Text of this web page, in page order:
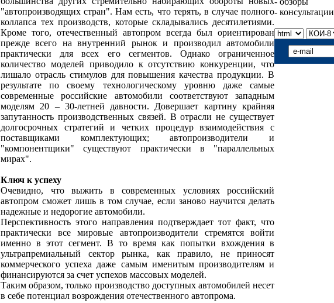
"автопроизводящих стран". Нам есть, что терять, в случае полного
коллапса тех производств, которые складывались десятилетиями.
Кроме того, отечественный автопром всегда был ориентирован
прежде всего на внутренний рынок и производил автомобили
практически для всех его сегментов. Однако ограниченное
количество моделей приводило к отсутствию конкуренции, что
лишало отрасль стимулов для повышения качества продукции. В
результате по своему технологическому уровню даже самые
современные российские автомобили соответствуют западным
моделям 20 – 30-летней давности. Довершает картину крайняя
запутанность производственных связей. В отрасли не существует
долгосрочных стратегий и четких процедур взаимодействия с
поставщиками комплектующих; автопроизводители и
"компонентщики" существуют практически в "параллельных
мирах".
Ключ к успеху
Очевидно, что выжить в современных условиях российский
автопром сможет лишь в том случае, если заново научится делать
надежные и недорогие автомобили.
Перспективность этого направления подтверждает тот факт, что
практически все мировые автопроизводители стремятся войти
именно в этот сегмент. В то время как попытки вхождения в
ультрапремиальный сектор рынка, как правило, не приносят
коммерческого успеха даже самым именитым производителям и
финансируются за счет успехов массовых моделей.
Таким образом, только производство доступных автомобилей несет
в себе потенциал возрождения отечественного автопрома.
- консультации